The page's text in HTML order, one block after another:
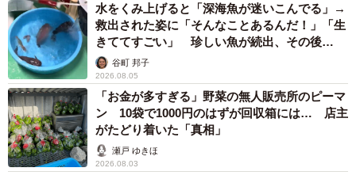
ることもあります」
ーー潜れるスタッフさんがいるのですね、すごい！ それ
ぞれの方に、0人のときの感想を教えてもらってもいいです
か？
「南部ダイバーの担当者は「ひもじさと、むなしさと、心
弱さでヘルメットいっぱい」。海女さんは「残念な気持ち
水をくみ上げると「深海魚が迷いこんでる」→
救出された姿に「そんなことあるんだ！」「生
きててすごい」 珍しい魚が続出、その後
は……谷町 邦子
2026.08.05
「お金が多すぎる」野菜の無人販売所のピーマ
ン 10袋で1000円のはずが回収箱には… 店主
がたどり着いた「真相」
瀬戸 ゆきほ
2026.08.03